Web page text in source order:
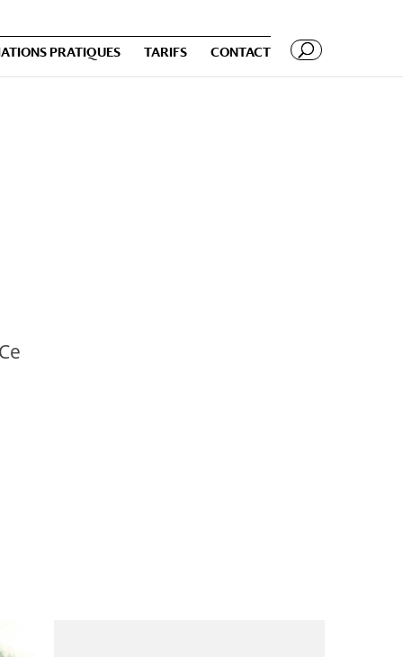
PRATIQUES TARIFS CONTACT